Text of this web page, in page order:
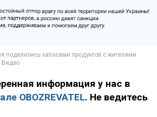
информация у нас в
OBOZREVATEL. Не ведитесь